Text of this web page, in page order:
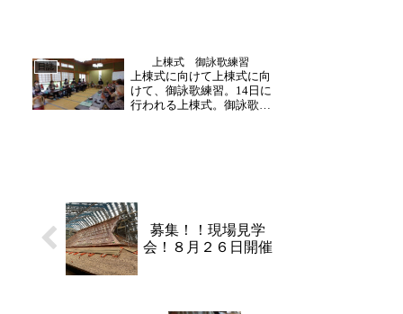
常生活の忙しい日々から少
し離れて自分と向き合う時
間をお楽しみ下さい。写
経...
日誌 上棟式 御詠歌練習
上棟式に向けて上棟式に向
けて、御詠歌練習。14日に
行われる上棟式。御詠歌の
募集！！現場見学
会！８月２６日開催